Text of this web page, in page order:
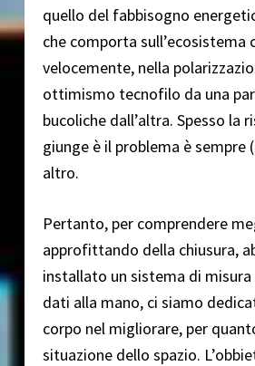
quello del fabbisogno
che comporta sull’ecosistema
velocemente, nella
ottimismo tecnofilo da una
bucoliche dall’altra. Spesso la
giunge è il problema è sempre
altro.
Pertanto, per comprendere
approfittando della chiusura,
installato un sistema di misura
dati alla mano, ci siamo
corpo nel migliorare, per
situazione dello spazio.